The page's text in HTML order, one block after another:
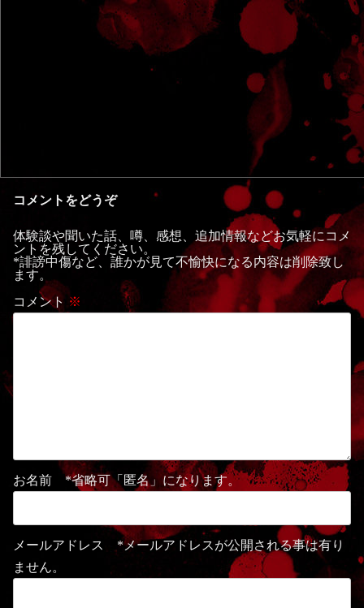
コメントをどうぞ
体験談や聞いた話、噂、感想、追加情報などお気軽にコメ
ントを残してください。
*誹謗中傷など、誰かが見て不愉快になる内容は削除致し
ます。
コメント ※
お名前 *省略可「匿名」になります。
メールアドレス *メールアドレスが公開される事は有り
ません。